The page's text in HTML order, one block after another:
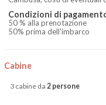
Condizioni di
50 % alla prenotazione
50% prima dell'imbarco
Cabine
3 cabine da 2 persone